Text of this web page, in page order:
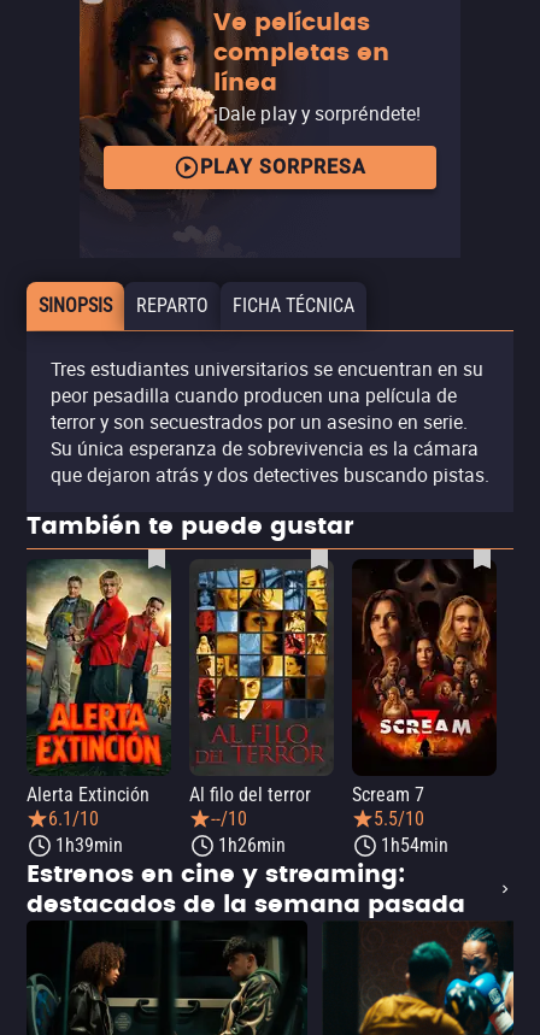
Ve películas
completas en
línea
¡Dale play y sorpréndete!
PLAY SORPRESA
SINOPSIS REPARTO FICHA TÉCNICA
Tres estudiantes universitarios se encuentran en su
peor pesadilla cuando producen una película de
terror y son secuestrados por un asesino en serie.
Su única esperanza de sobrevivencia es la cámara
que dejaron atrás y dos detectives buscando pistas.
También te puede gustar
Alerta Extinción
6.1/10
1h39min
Al filo del terror
--/10
1h26min
Scream 7
5.5/10
1h54min
Estrenos en cine y streaming:
destacados de la semana pasada